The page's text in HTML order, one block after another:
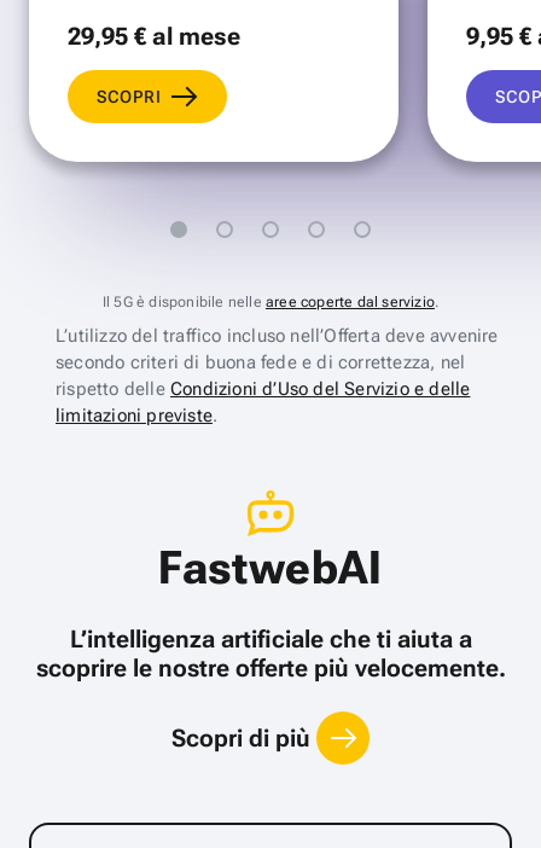
29,95 €al mese
SCOPRI
9,95 €
Il 5G è disponibile nelle aree coperte dal servizio.
L’utilizzo del traffico incluso nell’Offerta deve avvenire
secondo criteri di buona fede e di correttezza, nel
rispetto delle Condizioni d’Uso del Servizio e delle
limitazioni previste.
FastwebAI
L’intelligenza artificiale che ti aiuta a
scoprire le nostre offerte più velocemente.
Scopri di più